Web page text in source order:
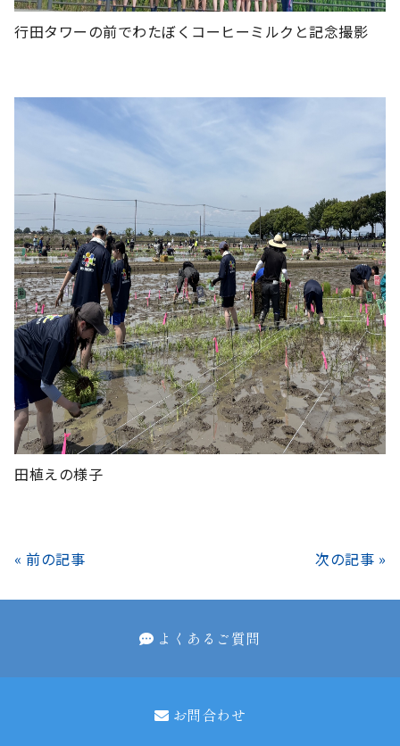
行田タワーの前でわたぼくコーヒーミルクと記念撮影
田植えの様子
« 前の記事 次の記事 »
よくあるご質問
お問合わせ